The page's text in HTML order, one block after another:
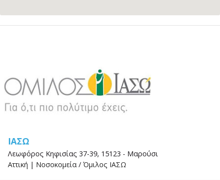
ΙΑΣΩ
Λεωφόρος Κηφισίας 37-39, 15123 - Μαρούσι
Αττική | Νοσοκομεία / Όμιλος ΙΑΣΩ